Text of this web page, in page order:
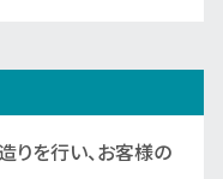
りを行い、お客様の